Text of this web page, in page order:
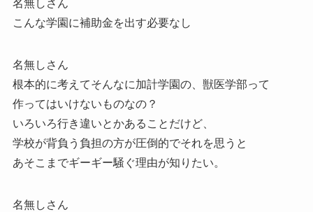
名無しさん
こんな学園に補助金を出す必要なし
名無しさん
根本的に考えてそんなに加計学園の、獣医学部って
作ってはいけないものなの？
いろいろ行き違いとかあることだけど、
学校が背負う負担の方が圧倒的でそれを思うと
あそこまでギーギー騒ぐ理由が知りたい。
名無しさん